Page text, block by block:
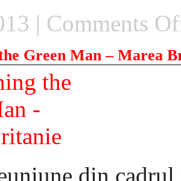
| Comments
Green Man – Marea
din